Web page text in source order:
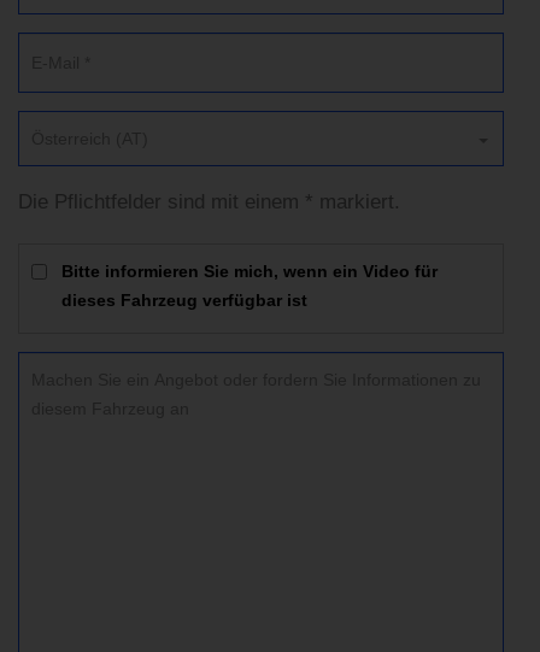
Die Pflichtfelder sind mit einem * markiert.
Bitte informieren Sie mich, wenn ein Video für
dieses Fahrzeug verfügbar ist